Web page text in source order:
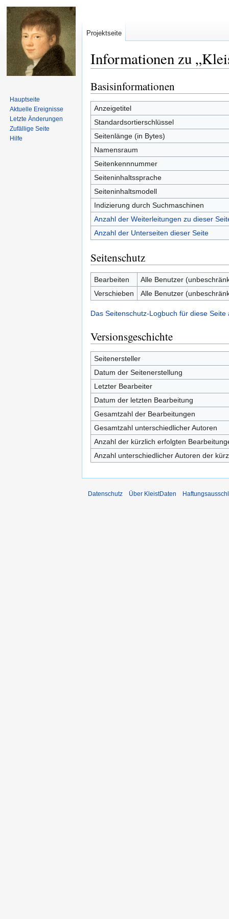
Informationen zu
Zur
Navigation
springen
Zur
Suche
springen
Basisinformationen
Anzeigetitel
Standardsortierschlüssel
Seitenlänge (in Bytes)
Namensraum
Seitenkennnummer
Seiteninhaltssprache
Seiteninhaltsmodell
Indizierung durch Suchmaschinen
Anzahl der Weiterleitungen zu dieser
Anzahl der Unterseiten dieser Seite
Seitenschutz
Bearbeiten
Alle Benutzer
Verschieben
Alle Benutzer
Das Seitenschutz-Logbuch für diese Seite
Versionsgeschichte
Seitenersteller
Datum der Seitenerstellung
Letzter Bearbeiter
Datum der letzten Bearbeitung
Gesamtzahl der Bearbeitungen
Gesamtzahl unterschiedlicher Autoren
Anzahl der kürzlich erfolgten
Anzahl unterschiedlicher Autoren der
Projektseite
Hauptseite
Aktuelle Ereignisse
Letzte Änderungen
Zufällige Seite
Hilfe
Datenschutz Über KleistDaten